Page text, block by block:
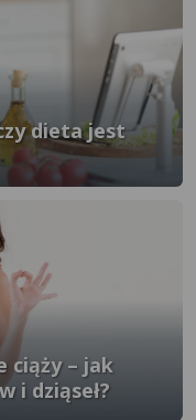
dieta jest
ciąży – jak
i dziąseł?